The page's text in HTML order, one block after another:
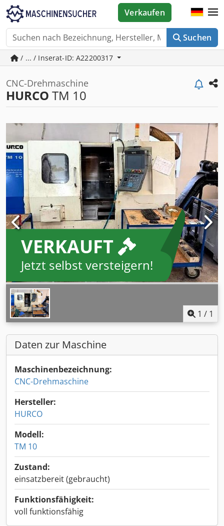
Suchen
Verkaufen
/ ... / Inserat-ID: A22200317
CNC-Drehmaschine
HURCO TM 10
VERKAUFT
Jetzt selbst versteigern!
1 / 1
Daten zur Maschine
Maschinenbezeichnung:
CNC-Drehmaschine
Hersteller:
HURCO
Modell:
TM 10
Zustand:
einsatzbereit (gebraucht)
Funktionsfähigkeit:
voll funktionsfähig